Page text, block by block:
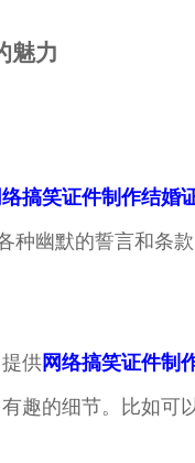
魅力
络搞笑证件制作结婚
种幽默的誓言和条
供网络搞笑证件制
趣的细节。比如可